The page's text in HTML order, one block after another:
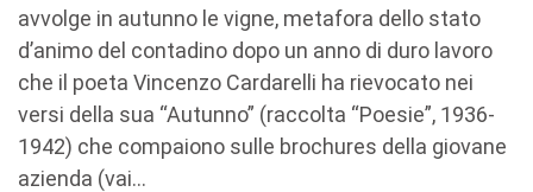
avvolge in autunno le vigne, metafora dello stato
d’animo del contadino dopo un anno di duro lavoro
che il poeta Vincenzo Cardarelli ha rievocato nei
versi della sua “Autunno” (raccolta “Poesie”, 1936-
1942) che compaiono sulle brochures della giovane
azienda (vai...